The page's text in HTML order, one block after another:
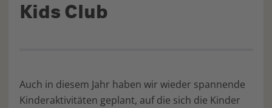
Kids Club
Auch in diesem Jahr haben wir wieder spannende
Kinderaktivitäten geplant, auf die sich die Kinder